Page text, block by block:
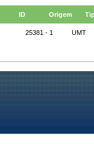
ID Origem
25381 - 1 UMT